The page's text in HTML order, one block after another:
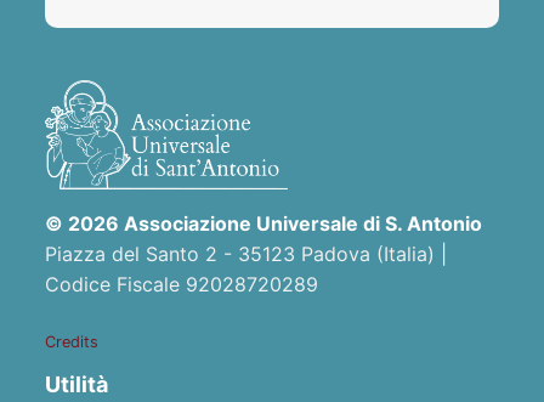
© 2026 Associazione Universale di S. Antonio
Piazza del Santo 2 - 35123 Padova (Italia) |
Codice Fiscale 92028720289
Credits
Utilità